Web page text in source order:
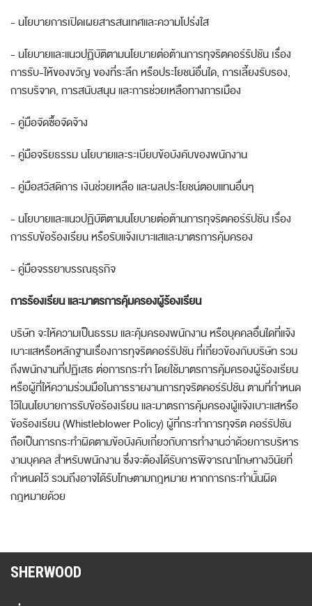
-นโยบายการเปิดเผยสารสนเทศและความโปร่งใส
-นโยบายและแนวปฏิบัติตามนโยบายต่อต้านการทุจริตคอร์รัปชัน เรื่อง
การรับ-ให้ของขวัญ ของที่ระลึก หรือประโยชน์อื่นใด, การเลี้ยงรับรอง,
การบริจาค, การสนับสนุน และการช่วยเหลือทางการเมือง
-คู่มือจัดซื้อจัดจ้าง
-คู่มือจริยธรรม นโยบายและระเบียบข้อบังคับของพนักงาน
-คู่มือสวัสดิการ เงินช่วยเหลือ และผลประโยชน์ตอบแทนอื่นๆ
-นโยบายและแนวปฏิบัติตามนโยบายต่อต้านการทุจริตคอร์รัปชัน เรื่อง
การรับข้อร้องเรียน หรือรับแจ้งเบาะแสและมาตรการคุ้มครอง
-คู่มือจรรยาบรรณธุรกิจ
การร้องเรียน และมาตรการคุ้มครองผู้ร้องเรียน
บริษัท จะให้ความเป็นธรรม และคุ้มครองพนักงาน หรือบุคคลอื่นใดที่แจ้ง
เบาะแสหรือหลักฐานเรื่องการทุจริตคอร์รัปชัน ที่เกี่ยวข้องกับบริษัท รวม
ถึงพนักงานที่ปฏิเสธ ต่อการกระทำ โดยใช้มาตรการคุ้มครองผู้ร้องเรียน
หรือผู้ที่ให้ความร่วมมือในการรายงานการทุจริตคอร์รัปชัน ตามที่กำหนด
ไว้ในนโยบายการรับข้อร้องเรียน และมาตรการคุ้มครองผู้แจ้งเบาะแสหรือ
ข้อร้องเรียน (Whistleblower Policy) ผู้ที่กระทำการทุจริต คอร์รัปชัน
ถือเป็นการกระทำผิดตามข้อบังคับเกี่ยวกับการทำงานว่าด้วยการบริหาร
งานบุคคล สำหรับพนักงาน ซึ่งจะต้องได้รับการพิจารณาโทษทางวินัยที่
กำหนดไว้ รวมถึงอาจได้รับโทษตามกฎหมาย หากการกระทำนั้นผิด
กฎหมายด้วย
SHERWOOD